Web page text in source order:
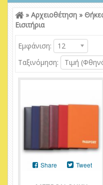
Είσοδος
» Αρχειοθέτηση»
Εισιτήρια
Εμφάνιση:
12
Ταξινόμηση:
Τιμή
Share Tweet